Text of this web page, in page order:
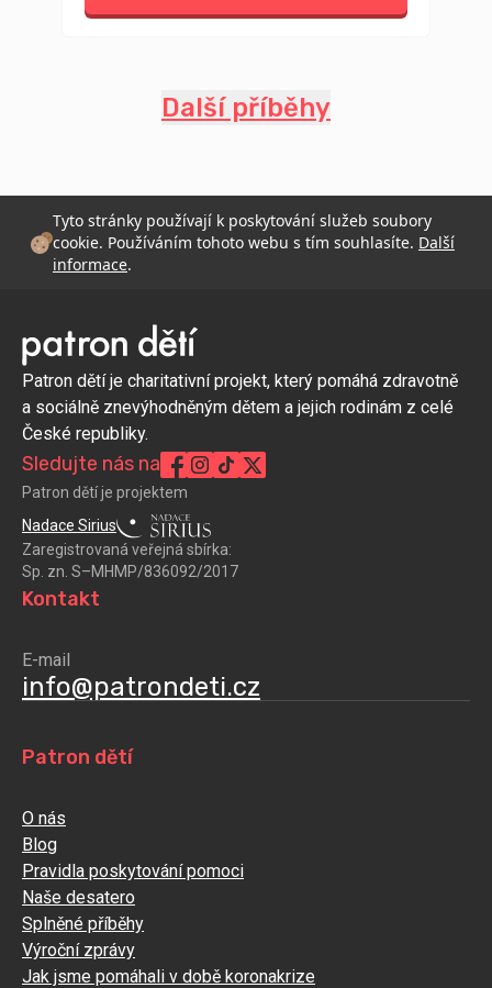
Další příběhy
Tyto stránky používají k poskytování služeb soubory
cookie. Používáním tohoto webu s tím souhlasíte. Další
informace.
Patron dětí je charitativní projekt, který pomáhá zdravotně
a sociálně znevýhodněným dětem a jejich rodinám z celé
České republiky.
Sledujte nás na
Patron dětí je projektem
Nadace Sirius
Zaregistrovaná veřejná sbírka:
Sp. zn. S–MHMP/836092/2017
Patron dětí
O nás
Blog
Pravidla poskytování pomoci
Naše desatero
Splněné příběhy
Výroční zprávy
Jak jsme pomáhali v době koronakrize
Kontakt
E-mail
info@patrondeti.cz